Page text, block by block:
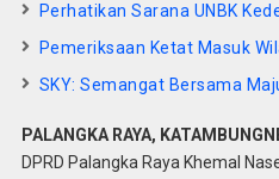
Perhatikan Sarana UNBK
Pemeriksaan Ketat Masuk
SKY: Semangat Bersama
PALANGKA RAYA,
DPRD Palangka Raya Khemal